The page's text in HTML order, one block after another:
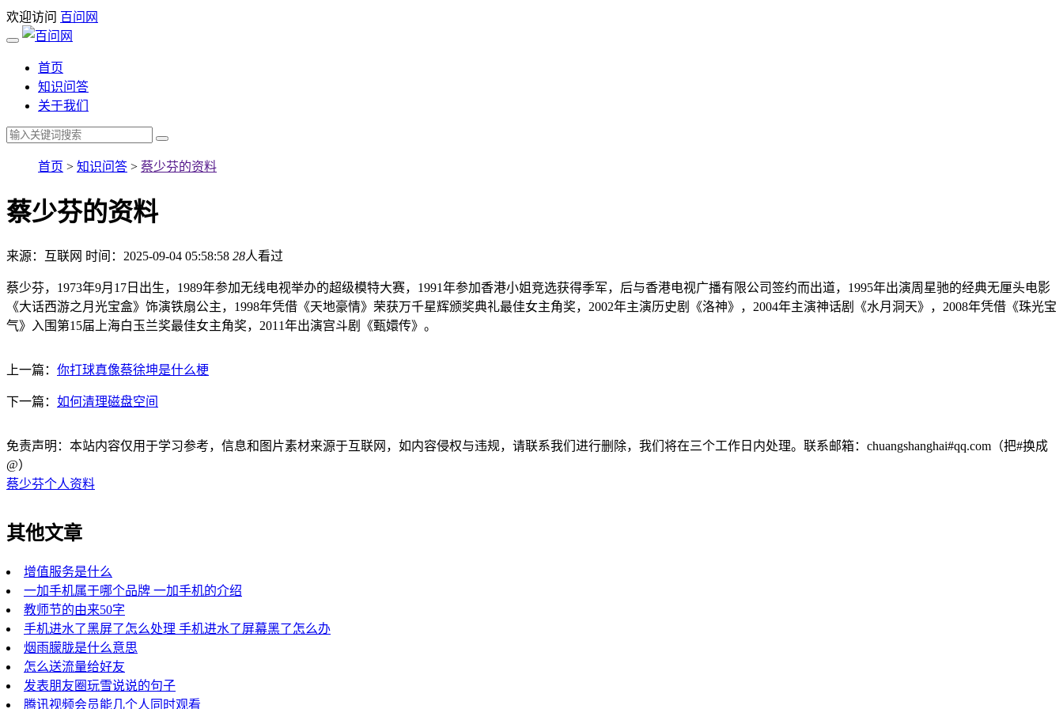
欢迎访问 百问网
首页
知识问答
关于我们
首页 > 知识问答 > 蔡少芬的资料
蔡少芬的资料
来源：互联网 时间：2025-09-04 05:58:58 28人看过
蔡少芬，1973年9月17日出生，1989年参加无线电视举办的超级模特大赛，1991年参加香港小姐竞选获得季军，后与香港电视广播有限公司签约而出道，1995年出演周星驰的经典无厘头电影
《大话西游之月光宝盒》饰演铁扇公主，1998年凭借《天地豪情》荣获万千星辉颁奖典礼最佳女主角奖，2002年主演历史剧《洛神》，2004年主演神话剧《水月洞天》，2008年凭借《珠光宝
气》入围第15届上海白玉兰奖最佳女主角奖，2011年出演宫斗剧《甄嬛传》。
上一篇： 你打球真像蔡徐坤是什么梗
下一篇： 如何清理磁盘空间
免责声明：本站内容仅用于学习参考，信息和图片素材来源于互联网，如内容侵权与违规，请联系我们进行删除，我们将在三个工作日内处理。联系邮箱：chuangshanghai#qq.com（把#换成
@）
蔡少芬个人资料
其他文章
增值服务是什么
一加手机属于哪个品牌 一加手机的介绍
教师节的由来50字
手机进水了黑屏了怎么处理 手机进水了屏幕黑了怎么办
烟雨朦胧是什么意思
怎么送流量给好友
发表朋友圈玩雪说说的句子
腾讯视频会员能几个人同时观看